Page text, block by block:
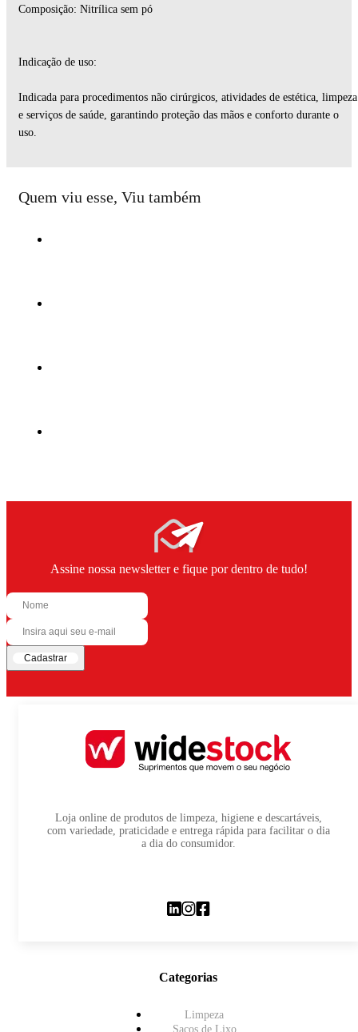
Composição: Nitrílica sem pó
Indicação de uso:
Indicada para procedimentos não cirúrgicos, atividades de estética, limpeza
e serviços de saúde, garantindo proteção das mãos e conforto durante o
uso.
Quem viu esse, Viu também
Assine nossa newsletter e fique por dentro de tudo!
Cadastrar
Loja online de produtos de limpeza, higiene e descartáveis,
com variedade, praticidade e entrega rápida para facilitar o dia
a dia do consumidor.
Categorias
Limpeza
Sacos de Lixo